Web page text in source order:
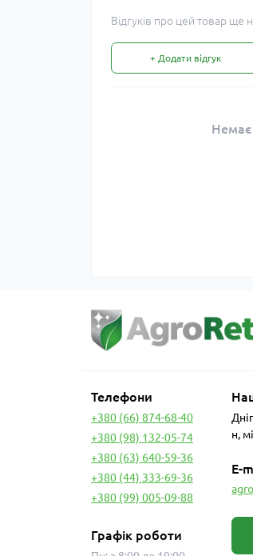
Відгуків про цей товар ще
+ Додати відгук
Немає
Телефони
+380 (66) 874-68-40
+380 (98) 132-05-74
+380 (63) 640-59-36
+380 (44) 333-69-36
+380 (99) 005-09-88
Графік роботи
н,
E-